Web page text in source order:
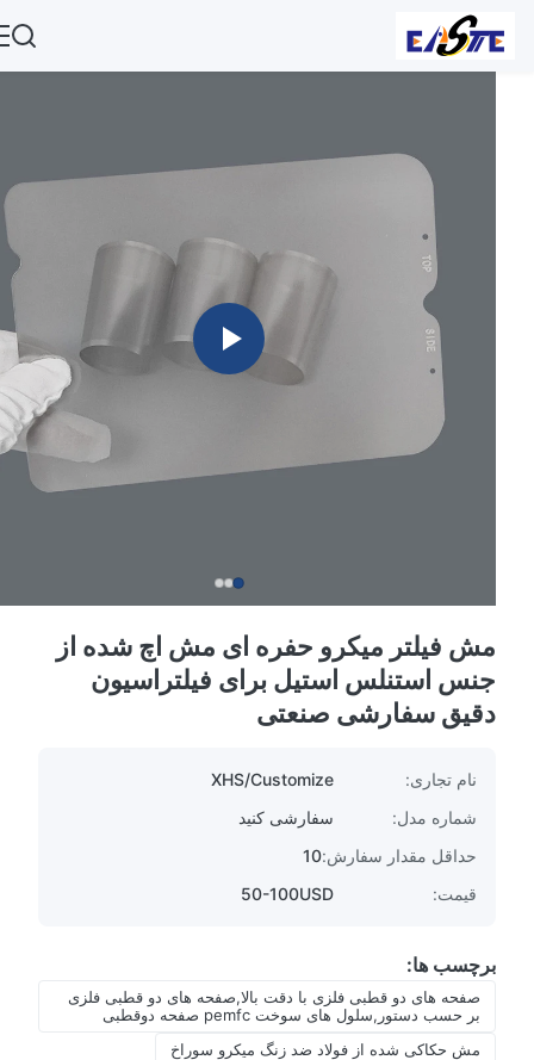
مش فیلتر میکرو حفره ای مش اچ شده از
جنس استنلس استیل برای فیلتراسیون
دقیق سفارشی صنعتی
نام تجاری:
XHS/Customize
شماره مدل:
سفارشی کنید
حداقل مقدار سفارش:10
قیمت:
50-100USD
برچسب ها:
صفحه های دو قطبی فلزی با دقت بالا,صفحه های دو قطبی فلزی
بر حسب دستور,سلول های سوخت pemfc صفحه دوقطبی
مش حکاکی شده از فولاد ضد زنگ میکرو سوراخ